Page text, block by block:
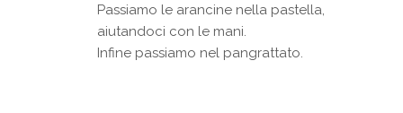
Passiamo le arancine nella pastella,
aiutandoci con le mani.
Infine passiamo nel pangrattato.